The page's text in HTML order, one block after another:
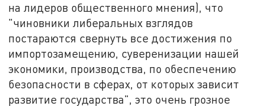
на лидеров общественного мнения), что
"чиновники либеральных взглядов
постараются свернуть все достижения по
импортозамещению, суверенизации нашей
экономики, производства, по обеспечению
безопасности в сферах, от которых зависит
развитие государства", это очень грозное